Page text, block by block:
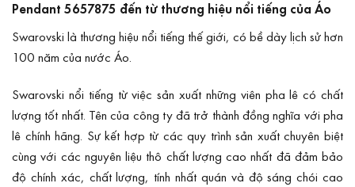
Pendant 5657875 đến từ thương hiệu nổi tiếng của Áo
Swarovski là thương hiệu nổi tiếng thế giới, có bề dày lịch sử hơn
100 năm của nước Áo.
Swarovski nổi tiếng từ việc sản xuất những viên pha lê có chất
lượng tốt nhất. Tên của công ty đã trở thành đồng nghĩa với pha
lê chính hãng. Sự kết hợp từ các quy trình sản xuất chuyên biệt
cùng với các nguyên liệu thô chất lượng cao nhất đã đảm bảo
độ chính xác, chất lượng, tính nhất quán và độ sáng chói cao